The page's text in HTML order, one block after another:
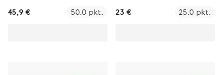
45,9 € 50.0 pkt. 23 € 25.0 pkt.